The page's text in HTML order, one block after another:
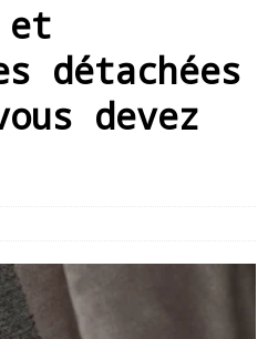
et
détachées
devez